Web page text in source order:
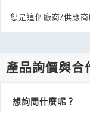
您是這個廠商/供應
產品詢價與合
想詢問什麼呢？